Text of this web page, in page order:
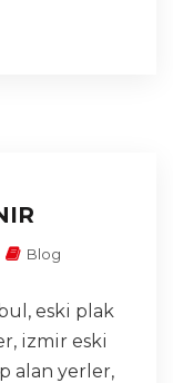
Blog
eski plak
izmir eski
alan yerler,